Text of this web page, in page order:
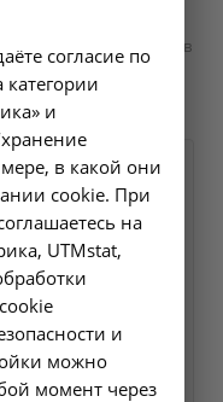
10 см2 - A16.01.015-01 в
2000 ₽
согласие по
категории
и
в какой они
cookie. При
на
UTMstat,
и
можно
момент через